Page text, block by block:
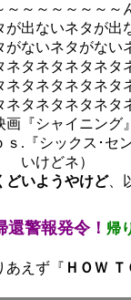
～～～～～～～～
が出ないネタが出
がないネタがない
ネタネタネタネタ
ネタネタネタネタ
ネタネタネタネタ
画『シャイニン
.『シックス･セ
けどネ）
いようやけど、
還警報発令！ 帰
あえず 『 ＨＯＷ Ｔ